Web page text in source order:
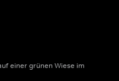
einer grünen Wiese im